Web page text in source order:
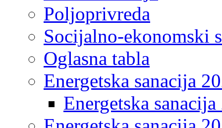
Poljoprivreda
Socijalno-ekonomski
Oglasna tabla
Energetska sanacija
Energetska